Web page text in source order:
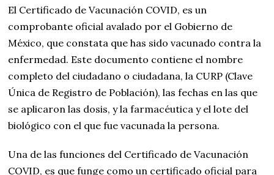
El Certificado de Vacunación COVID, es un
comprobante oficial avalado por el Gobierno de
México, que constata que has sido vacunado contra la
enfermedad. Este documento contiene el nombre
completo del ciudadano o ciudadana, la CURP (Clave
Única de Registro de Población), las fechas en las que
se aplicaron las dosis, y la farmacéutica y el lote del
biológico con el que fue vacunada la persona.
Una de las funciones del Certificado de Vacunación
COVID, es que funge como un certificado oficial para